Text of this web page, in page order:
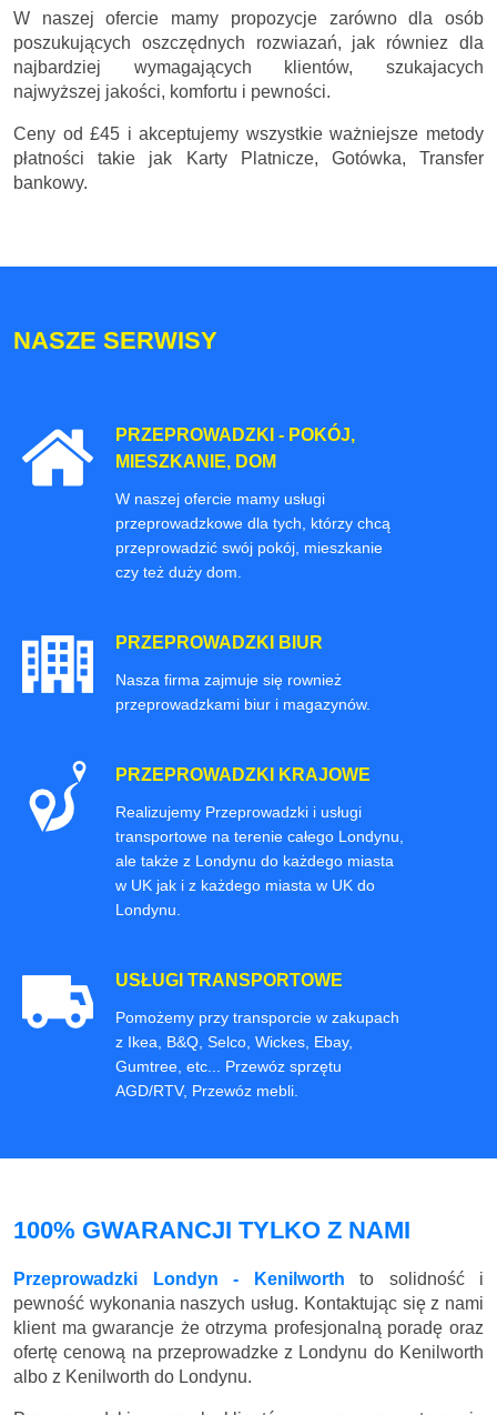
W naszej ofercie mamy propozycje zarówno dla osób
poszukujących oszczędnych rozwiazań, jak równiez dla
najbardziej wymagających klientów, szukajacych
najwyższej jakości, komfortu i pewności.
Ceny od £45 i akceptujemy wszystkie ważniejsze metody
płatności takie jak Karty Platnicze, Gotówka, Transfer
bankowy.
NASZE SERWISY
PRZEPROWADZKI - POKÓJ,
MIESZKANIE, DOM
W naszej ofercie mamy usługi
przeprowadzkowe dla tych, którzy chcą
przeprowadzić swój pokój, mieszkanie
czy też duży dom.
PRZEPROWADZKI BIUR
Nasza firma zajmuje się rownież
przeprowadzkami biur i magazynów.
PRZEPROWADZKI KRAJOWE
Realizujemy Przeprowadzki i usługi
transportowe na terenie całego Londynu,
ale także z Londynu do każdego miasta
w UK jak i z każdego miasta w UK do
Londynu.
USŁUGI TRANSPORTOWE
Pomożemy przy transporcie w zakupach
z Ikea, B&Q, Selco, Wickes, Ebay,
Gumtree, etc... Przewóz sprzętu
AGD/RTV, Przewóz mebli.
100% GWARANCJI TYLKO Z NAMI
Przeprowadzki Londyn - Kenilworth to solidność i
pewność wykonania naszych usług. Kontaktując się z nami
klient ma gwarancje że otrzyma profesjonalną poradę oraz
ofertę cenową na przeprowadzke z Londynu do Kenilworth
albo z Kenilworth do Londynu.